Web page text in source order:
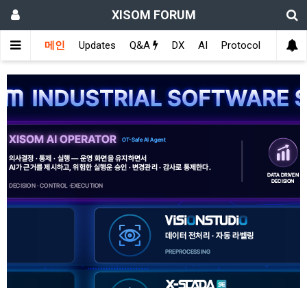
XISOM FORUM
메인 Updates Q&A DX AI Protocol